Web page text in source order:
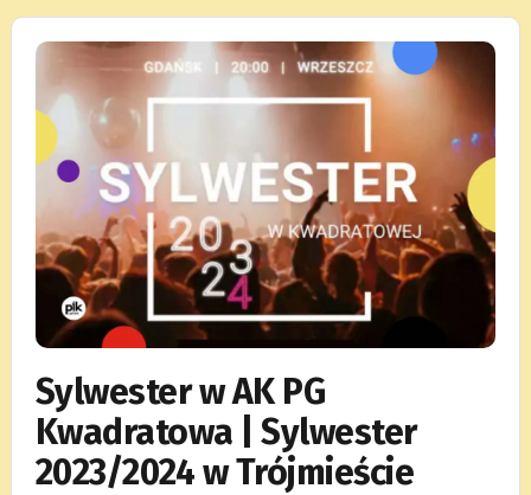
Sylwester w AK PG
Kwadratowa | Sylwester
2023/2024 w Trójmieście